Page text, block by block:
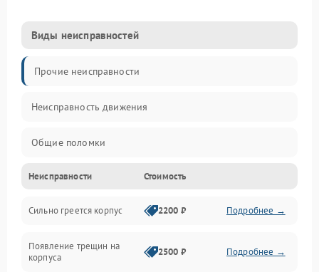
Виды неисправностей
Прочие неисправности
Неисправность движения
Общие поломки
Неисправность датчиков
Неисправность программного обеспечения
Проблемы с сигналом
Неисправности Стоимость
Сильно греется корпус 2200 ₽ Подробнее →
Появление трещин на
корпуса
2500 ₽ Подробнее →